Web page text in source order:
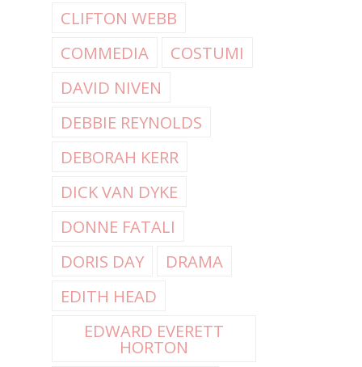
CLIFTON WEBB
COMMEDIA
COSTUMI
DAVID NIVEN
DEBBIE REYNOLDS
DEBORAH KERR
DICK VAN DYKE
DONNE FATALI
DORIS DAY
DRAMA
EDITH HEAD
EDWARD EVERETT
HORTON